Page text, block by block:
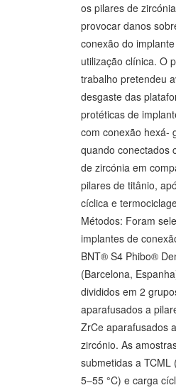
os pilares de
provocar danos
conexão do
utilização clínica. O
trabalho pretendeu
desgaste das
protéticas de
com conexão hexá-
quando conectados
de zircónia em
pilares de titânio,
cíclica e
Métodos: Foram
implantes de
BNT® S4 Phibo®
(Barcelona,
divididos em 2
aparafusados a
ZrCe aparafusados
zircónio. As
submetidas a TCML
5–55 °C) e carga